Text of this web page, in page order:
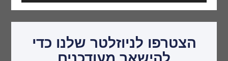
הצטרפו לניוזלטר שלנו כדי